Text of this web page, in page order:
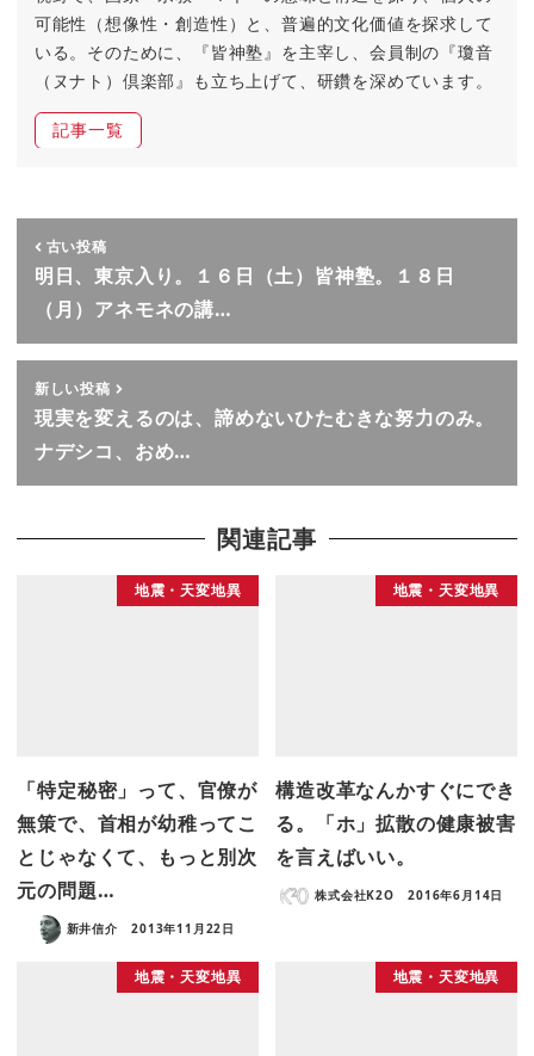
可能性（想像性・創造性）と、普遍的文化価値を探求して
いる。そのために、『皆神塾』を主宰し、会員制の『瓊音
（ヌナト）倶楽部』も立ち上げて、研鑽を深めています。
記事一覧
古い投稿
明日、東京入り。１６日（土）皆神塾。１８日
（月）アネモネの講…
新しい投稿
現実を変えるのは、諦めないひたむきな努力のみ。
ナデシコ、おめ…
関連記事
地震・天変地異
「特定秘密」って、官僚が
無策で、首相が幼稚ってこ
とじゃなくて、もっと別次
元の問題…
新井信介 2013年11月22日
地震・天変地異
構造改革なんかすぐにでき
る。「ホ」拡散の健康被害
を言えばいい。
株式会社K2O 2016年6月14日
地震・天変地異 地震・天変地異